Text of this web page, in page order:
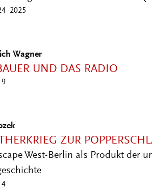
Wagner
UND DAS RADIO
ZUR
West-Berlin als Produkt der